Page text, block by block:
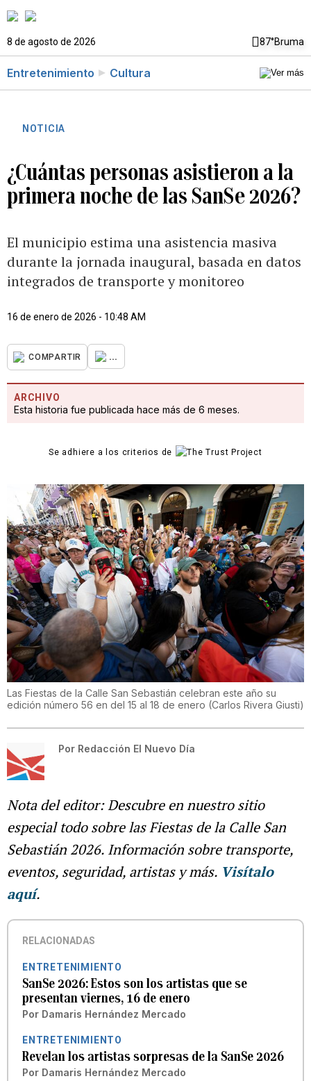
8 de agosto de 2026 87°Bruma
Entretenimiento Cultura
NOTICIA
¿Cuántas personas asistieron a la
primera noche de las SanSe 2026?
El municipio estima una asistencia masiva
durante la jornada inaugural, basada en datos
integrados de transporte y monitoreo
16 de enero de 2026 - 10:48 AM
COMPARTIR ...
ARCHIVO
Esta historia fue publicada hace más de 6 meses.
Se adhiere a los criterios de
Las Fiestas de la Calle San Sebastián celebran este año su
edición número 56 en del 15 al 18 de enero (Carlos Rivera Giusti)
Por Redacción El Nuevo Día
Nota del editor: Descubre en nuestro sitio
especial todo sobre las Fiestas de la Calle San
Sebastián 2026. Información sobre transporte,
eventos, seguridad, artistas y más. Visítalo
aquí.
RELACIONADAS
ENTRETENIMIENTO
SanSe 2026: Estos son los artistas que se
presentan viernes, 16 de enero
Por Damaris Hernández Mercado
ENTRETENIMIENTO
Revelan los artistas sorpresas de la SanSe 2026
Por Damaris Hernández Mercado